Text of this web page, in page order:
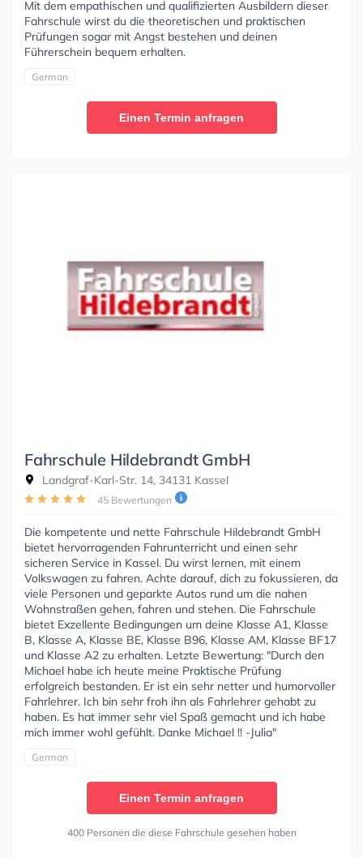
Mit dem empathischen und qualifizierten Ausbildern dieser
Fahrschule wirst du die theoretischen und praktischen
Prüfungen sogar mit Angst bestehen und deinen
Führerschein bequem erhalten.
German
Einen Termin anfragen
Fahrschule Hildebrandt GmbH
Landgraf-Karl-Str. 14, 34131 Kassel
45 Bewertungen
Die kompetente und nette Fahrschule Hildebrandt GmbH
bietet hervorragenden Fahrunterricht und einen sehr
sicheren Service in Kassel. Du wirst lernen, mit einem
Volkswagen zu fahren. Achte darauf, dich zu fokussieren, da
viele Personen und geparkte Autos rund um die nahen
Wohnstraßen gehen, fahren und stehen. Die Fahrschule
bietet Exzellente Bedingungen um deine Klasse A1, Klasse
B, Klasse A, Klasse BE, Klasse B96, Klasse AM, Klasse BF17
und Klasse A2 zu erhalten. Letzte Bewertung: "Durch den
Michael habe ich heute meine Praktische Prüfung
erfolgreich bestanden. Er ist ein sehr netter und humorvoller
Fahrlehrer. Ich bin sehr froh ihn als Fahrlehrer gehabt zu
haben. Es hat immer sehr viel Spaß gemacht und ich habe
mich immer wohl gefühlt. Danke Michael !! -Julia"
German
Einen Termin anfragen
400 Personen die diese Fahrschule gesehen haben